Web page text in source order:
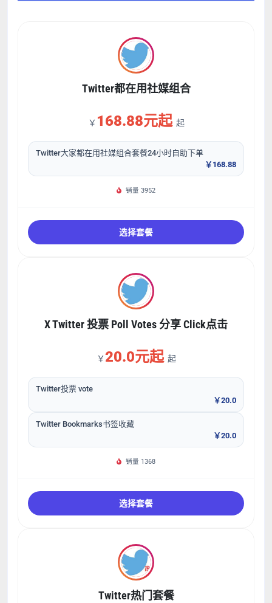
Twitter都在用社媒组合
￥ 168.88元起 起
Twitter大家都在用社媒组合套餐24小时自助下单
￥168.88
销量 3952
选择套餐
X Twitter 投票 Poll Votes 分享 Click点击
￥20.0元起 起
Twitter投票 vote
￥20.0
Twitter Bookmarks书签收藏
￥20.0
销量 1368
选择套餐
Twitter热门套餐